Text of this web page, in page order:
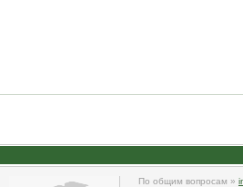
По общим вопросам »